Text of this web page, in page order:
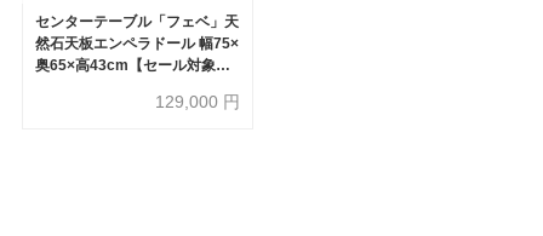
センターテーブル「フェベ」天
然石天板エンペラドール 幅75×
奥65×高43cm【セール対象品
129,000 円